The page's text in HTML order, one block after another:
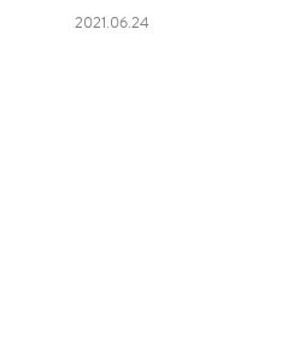
2021.06.24